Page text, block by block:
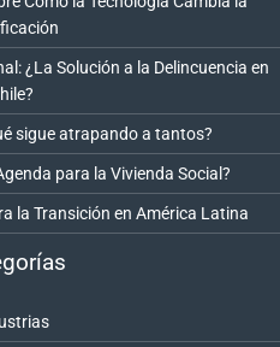
¿La Solución a la Delincuencia en
sigue atrapando a tantos?
para la Vivienda Social?
la Transición en América Latina